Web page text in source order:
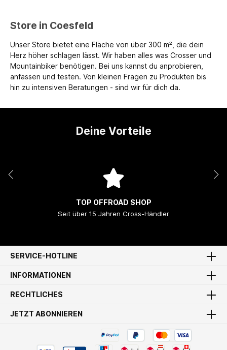
Store in Coesfeld
Unser Store bietet eine Fläche von über 300 m², die dein
Herz höher schlagen lässt. Wir haben alles was Crosser und
Mountainbiker benötigen. Bei uns kannst du anprobieren,
anfassen und testen. Von kleinen Fragen zu Produkten bis
hin zu intensiven Beratungen - sind wir für dich da.
Deine Vorteile
TOP OFFROAD SHOP
Seit über 15 Jahren Cross-Händler
SERVICE-HOTLINE
INFORMATIONEN
RECHTLICHES
JETZT ABONNIEREN